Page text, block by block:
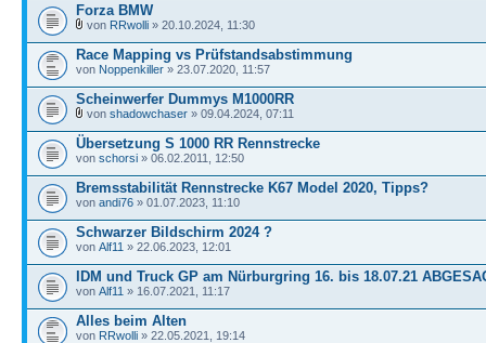
Forza BMW
von RRwolli » 20.10.2024, 11:30
Race Mapping vs Prüfstandsabstimmung
von Noppenkiller » 23.07.2020, 11:57
Scheinwerfer Dummys M1000RR
von shadowchaser » 09.04.2024, 07:11
Übersetzung S 1000 RR Rennstrecke
von schorsi » 06.02.2011, 12:50
Bremsstabilität Rennstrecke K67 Model 2020, Tipps?
von andi76 » 01.07.2023, 11:10
Schwarzer Bildschirm 2024 ?
von Alf11 » 22.06.2023, 12:01
IDM und Truck GP am Nürburgring 16. bis 18.07.21
von Alf11 » 16.07.2021, 11:17
Alles beim Alten
von RRwolli » 22.05.2021, 19:14